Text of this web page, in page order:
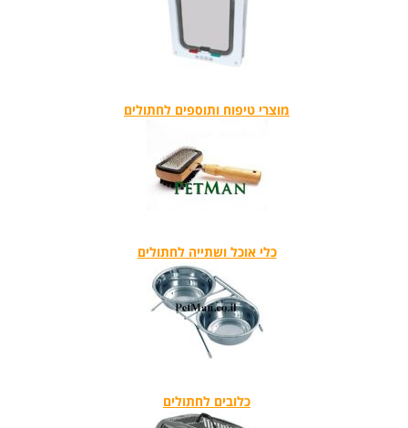
מוצרי טיפוח ותוספים לחתולים
כלי אוכל ושתייה לחתולים
כלובים לחתולים